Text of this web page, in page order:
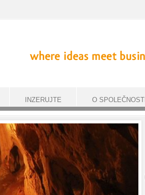
INZERUJTE O SPOLEČNOSTI